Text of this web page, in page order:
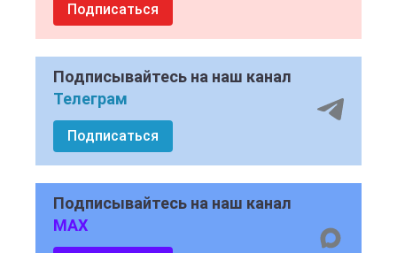
Подписаться
Подписывайтесь на наш канал
Телеграм
Подписаться
Подписывайтесь на наш канал
MAX